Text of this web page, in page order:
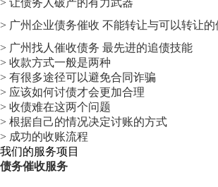
> 让债务人破产的有力武器
> 广州企业债务催收 不能转让与可以转让的
> 广州找人催收债务 最先进的追债技能
> 收款方式一般是两种
> 有很多途径可以避免合同诈骗
> 应该如何讨债才会更加合理
> 收债难在这两个问题
> 根据自己的情况决定讨账的方式
> 成功的收账流程
我们的服务项目
债务催收服务